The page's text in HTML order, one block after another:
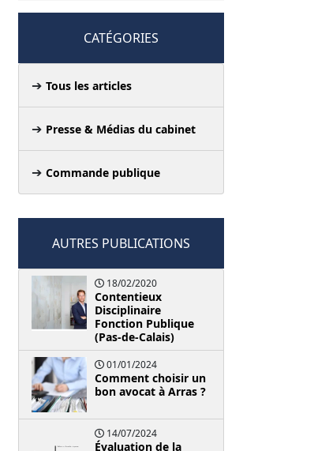
CATÉGORIES
Tous les articles
Presse & Médias du cabinet
Commande publique
AUTRES PUBLICATIONS
18/02/2020
Contentieux
Disciplinaire
Fonction Publique
(Pas-de-Calais)
01/01/2024
Comment choisir un
bon avocat à Arras ?
14/07/2024
Évaluation de la